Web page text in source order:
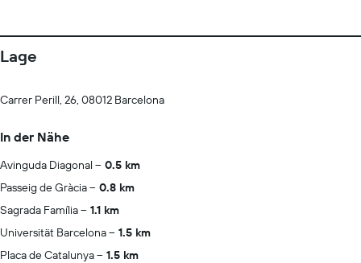
Lage
Carrer Perill, 26, 08012 Barcelona
In der Nähe
Avinguda Diagonal
0.5 km
Passeig de Gràcia
0.8 km
Sagrada Família
1.1 km
Universität Barcelona
1.5 km
Placa de Catalunya
1.5 km